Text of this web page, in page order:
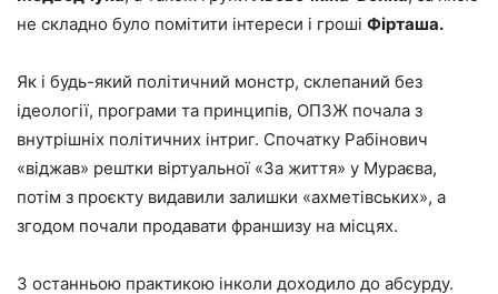
не складно було помітити інтереси і гроші Фірташа.
Як і будь-який політичний монстр, склепаний без
ідеології, програми та принципів, ОПЗЖ почала з
внутрішніх політичних інтриг. Спочатку Рабінович
«віджав» рештки віртуальної «За життя» у Мураєва,
потім з проєкту видавили залишки «ахметівських», а
згодом почали продавати франшизу на місцях.
З останньою практикою інколи доходило до абсурду.